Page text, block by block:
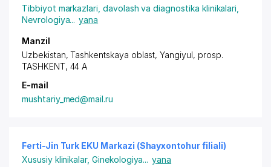
Tibbiyot markazlari, davolash va diagnostika klinikalari
Nevrologiya... yana
Manzil
Uzbekistan, Tashkentskaya oblast, Yangiyul, prosp.
TASHKENT, 44 A
E-mail
mushtariy_med@mail.ru
Ferti-Jin Turk EKU Markazi (Shayxontohur filiali)
Xususiy klinikalar,Ginekologiya... yana